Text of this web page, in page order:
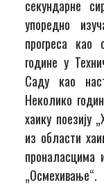
секундарне
упоредно
прогреса
године у
Саду као
Неколико
хаику поезију
из области
проналасцима
„Осмехивање“.